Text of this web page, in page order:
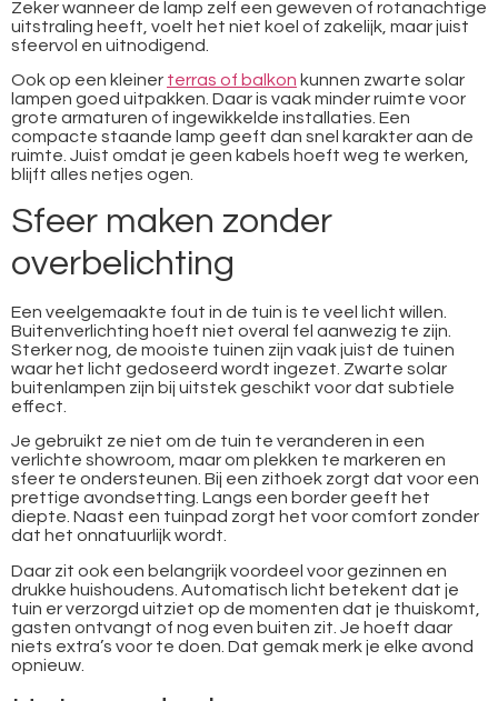
Zeker wanneer de lamp zelf een geweven of rotanachtige
uitstraling heeft, voelt het niet koel of zakelijk, maar juist
sfeervol en uitnodigend.
Ook op een kleiner terras of balkon kunnen zwarte solar
lampen goed uitpakken. Daar is vaak minder ruimte voor
grote armaturen of ingewikkelde installaties. Een
compacte staande lamp geeft dan snel karakter aan de
ruimte. Juist omdat je geen kabels hoeft weg te werken,
blijft alles netjes ogen.
Sfeer maken zonder
overbelichting
Een veelgemaakte fout in de tuin is te veel licht willen.
Buitenverlichting hoeft niet overal fel aanwezig te zijn.
Sterker nog, de mooiste tuinen zijn vaak juist de tuinen
waar het licht gedoseerd wordt ingezet. Zwarte solar
buitenlampen zijn bij uitstek geschikt voor dat subtiele
effect.
Je gebruikt ze niet om de tuin te veranderen in een
verlichte showroom, maar om plekken te markeren en
sfeer te ondersteunen. Bij een zithoek zorgt dat voor een
prettige avondsetting. Langs een border geeft het
diepte. Naast een tuinpad zorgt het voor comfort zonder
dat het onnatuurlijk wordt.
Daar zit ook een belangrijk voordeel voor gezinnen en
drukke huishoudens. Automatisch licht betekent dat je
tuin er verzorgd uitziet op de momenten dat je thuiskomt,
gasten ontvangt of nog even buiten zit. Je hoeft daar
niets extra’s voor te doen. Dat gemak merk je elke avond
opnieuw.